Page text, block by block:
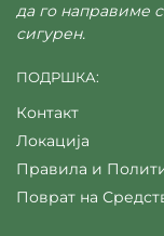
да го направиме
сигурен.
ПОДРШКА:
Контакт
Локација
Правила и
Поврат на